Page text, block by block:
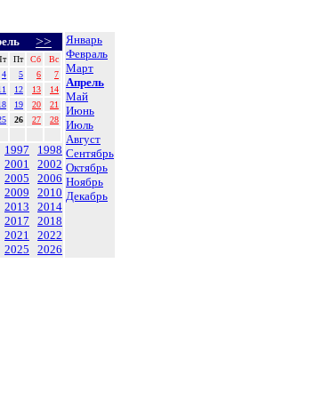
>>
Пт Сб
Вс
4 5 6
7
12 13
14
19 20
21
26 27
28
1997
1998
2001
2002
2005
2006
2009
2010
2013
2014
2017
2018
2021
2022
2025 2026
Январь
Февраль
Март
Апрель
Май
Июнь
Июль
Август
Сентябрь
Октябрь
Ноябрь
Декабрь